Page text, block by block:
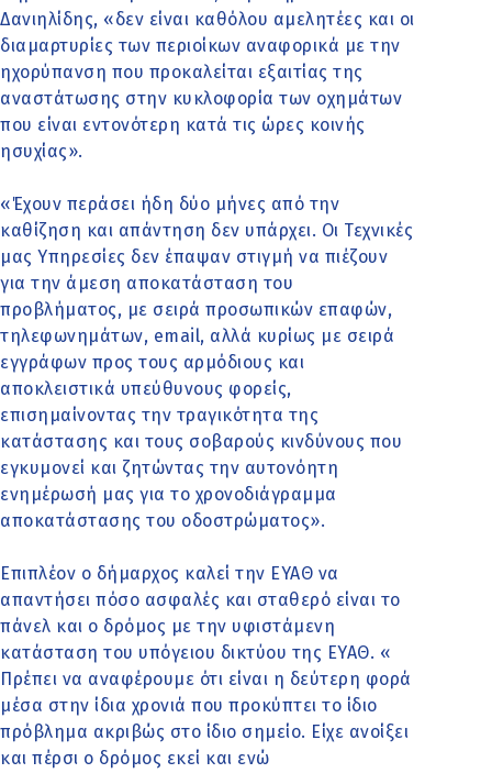
Δανιηλίδης, «δεν είναι καθόλου αμελητέες και οι
διαμαρτυρίες των περιοίκων αναφορικά με την
ηχορύπανση που προκαλείται εξαιτίας της
αναστάτωσης στην κυκλοφορία των οχημάτων
που είναι εντονότερη κατά τις ώρες κοινής
ησυχίας».
«Έχουν περάσει ήδη δύο μήνες από την
καθίζηση και απάντηση δεν υπάρχει. Οι Τεχνικές
μας Υπηρεσίες δεν έπαψαν στιγμή να πιέζουν
για την άμεση αποκατάσταση του
προβλήματος, με σειρά προσωπικών επαφών,
τηλεφωνημάτων, email, αλλά κυρίως με σειρά
εγγράφων προς τους αρμόδιους και
αποκλειστικά υπεύθυνους φορείς,
επισημαίνοντας την τραγικότητα της
κατάστασης και τους σοβαρούς κινδύνους που
εγκυμονεί και ζητώντας την αυτονόητη
ενημέρωσή μας για το χρονοδιάγραμμα
αποκατάστασης του οδοστρώματος».
Επιπλέον ο δήμαρχος καλεί την ΕΥΑΘ να
απαντήσει πόσο ασφαλές και σταθερό είναι το
πάνελ και ο δρόμος με την υφιστάμενη
κατάσταση του υπόγειου δικτύου της ΕΥΑΘ. «
Πρέπει να αναφέρουμε ότι είναι η δεύτερη φορά
μέσα στην ίδια χρονιά που προκύπτει το ίδιο
πρόβλημα ακριβώς στο ίδιο σημείο. Είχε ανοίξει
και πέρσι ο δρόμος εκεί και ενώ